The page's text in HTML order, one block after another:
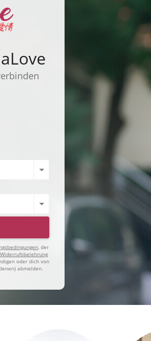
, der
oder dich von
abmelden.